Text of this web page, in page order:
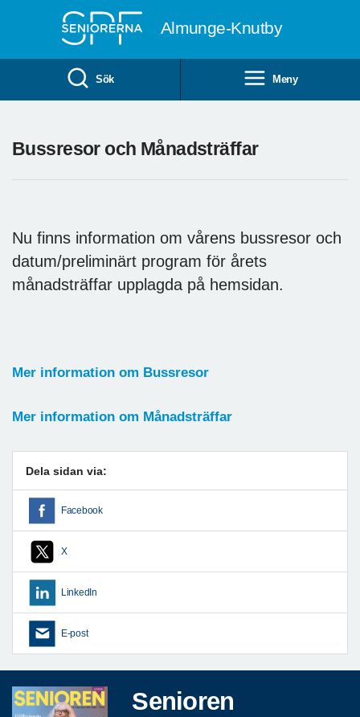
Almunge-Knutby
Sök Meny
Bussresor och Månadsträffar
Nu finns information om vårens bussresor och
datum/preliminärt program för årets
månadsträffar upplagda på hemsidan.
Mer information om Bussresor
Mer information om Månadsträffar
Dela sidan via:
Facebook
X
LinkedIn
E-post
Senioren